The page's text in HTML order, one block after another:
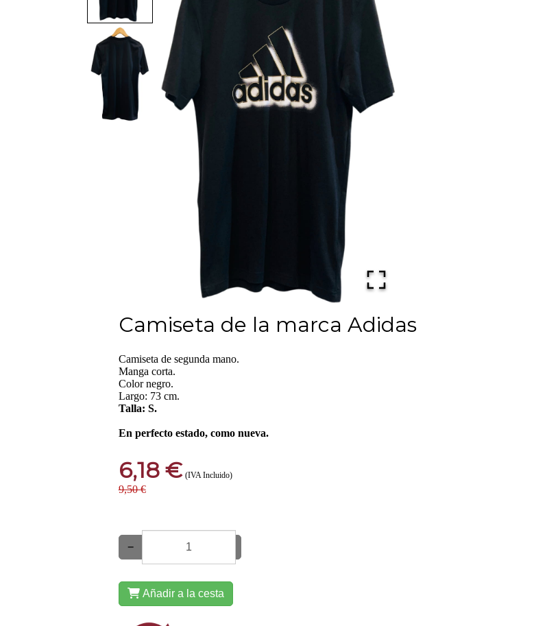
Camiseta de la marca Adidas
Camiseta de segunda mano.
Manga corta.
Color negro.
Largo: 73 cm.
Talla: S.
En perfecto estado, como nueva.
6,18 € (IVA Incluido)
9,50 €
−
Añadir a la cesta